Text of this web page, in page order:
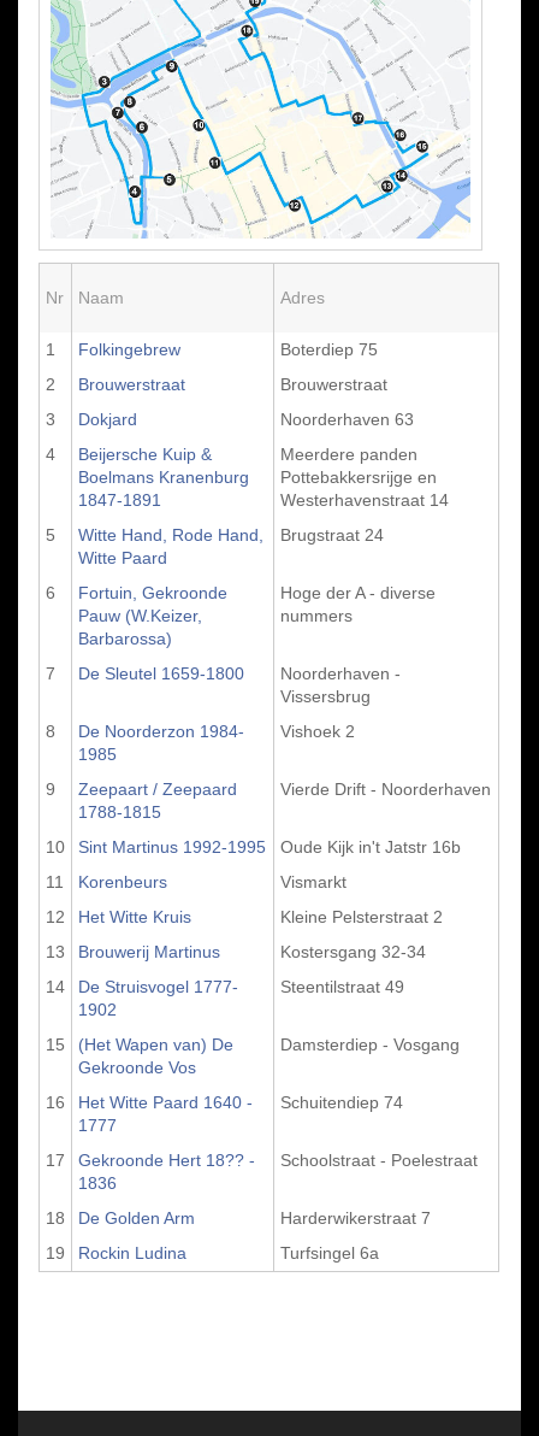
Nr Naam Adres
1 Folkingebrew
Boterdiep 75
2
Brouwerstraat
Brouwerstraat
3
Dokjard
Noorderhaven 63
4
Beijersche Kuip &
Boelmans Kranenburg
1847-1891
Meerdere panden
Pottebakkersrijge en
Westerhavenstraat 14
5
Witte Hand, Rode Hand,
Witte Paard
Brugstraat 24
6
Fortuin, Gekroonde
Pauw (W.Keizer,
Barbarossa)
Hoge der A - diverse
nummers
7 De Sleutel 1659-1800
Noorderhaven -
Vissersbrug
8
De Noorderzon 1984-
1985
Vishoek 2
9
Zeepaart / Zeepaard
1788-1815
Vierde Drift - Noorderhaven
10 Sint Martinus 1992-1995
Oude Kijk in't Jatstr 16b
11
Korenbeurs
Vismarkt
12
Het Witte Kruis
Kleine Pelsterstraat 2
13
Brouwerij Martinus
Kostersgang 32-34
14
De Struisvogel 1777-
1902
Steentilstraat 49
15
(Het Wapen van) De
Gekroonde Vos
Damsterdiep - Vosgang
16
Het Witte Paard 1640 -
1777
Schuitendiep 74
17
Gekroonde Hert 18?? -
1836
Schoolstraat - Poelestraat
18 De Golden Arm
Harderwikerstraat 7
19
Rockin Ludina Turfsingel 6a